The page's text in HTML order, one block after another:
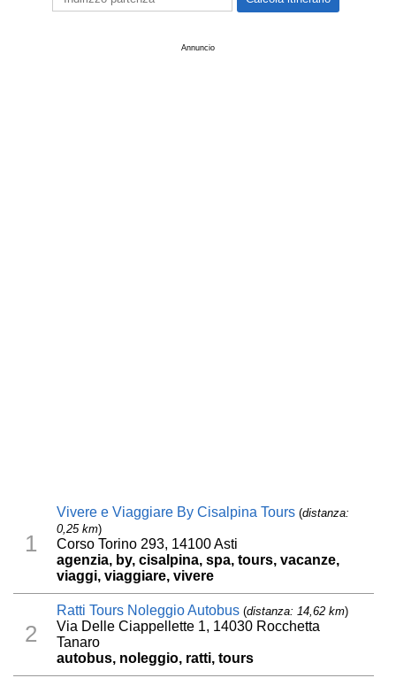
Annuncio
1
Vivere e Viaggiare By Cisalpina Tours (distanza:
0,25 km)
Corso Torino 293, 14100 Asti
agenzia, by, cisalpina, spa, tours, vacanze,
viaggi, viaggiare, vivere
2
Ratti Tours Noleggio Autobus (distanza: 14,62 km)
Via Delle Ciappellette 1, 14030 Rocchetta
Tanaro
autobus, noleggio, ratti, tours